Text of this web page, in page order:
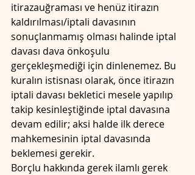
itirazauğraması ve henüz itirazın
kaldırılması/iptali davasının
sonuçlanmamış olması halinde iptal
davası dava önkoşulu
gerçekleşmediği için dinlenemez. Bu
kuralın istisnası olarak, önce itirazın
iptali davası bekletici mesele yapılıp
takip kesinleştiğinde iptal davasına
devam edilir; aksi halde ilk derece
mahkemesinin iptal davasında
beklemesi gerekir.
Borçlu hakkında gerek ilamlı gerek